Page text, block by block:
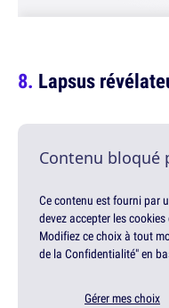
Lapsus
Contenu bloqué
Ce contenu est fourni par
devez accepter les
Modifiez ce choix à tout
de la Confidentialité" en
Gérer mes choix